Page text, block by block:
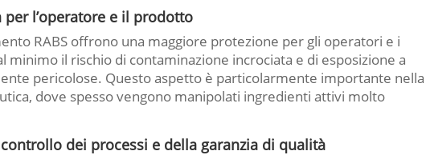
per l’operatore e il prodotto
RABS offrono una maggiore protezione per gli operatori e i
minimo il rischio di contaminazione incrociata e di esposizione a
pericolose. Questo aspetto è particolarmente importante nella
dove spesso vengono manipolati ingredienti attivi molto
dei processi e della garanzia di qualità